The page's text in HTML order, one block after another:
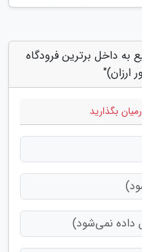
به داخل برترین فرودگاه
ارزان)"
بگذارید